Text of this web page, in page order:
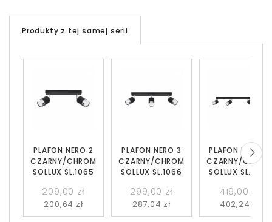
Produkty z tej samej serii
PLAFON NERO 2
CZARNY/CHROM
SOLLUX SL.1065
209,00 zł
200,64 zł
PLAFON NERO 3
CZARNY/CHROM
SOLLUX SL.1066
299,00 zł
287,04 zł
PLAFON NERO 4
CZARNY/CHROM
SOLLUX SL.1067
419,00 zł
402,24 zł